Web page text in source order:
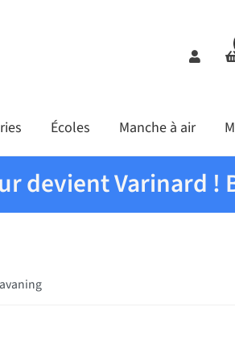
Écoles Manche à air
devient Varinard !